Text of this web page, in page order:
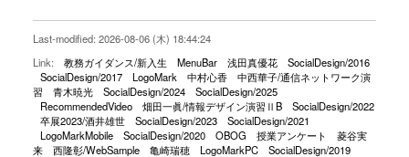
Last-modified: 2026-08-06 (木) 18:44:24
Link:
教務ガイダンス/新入生 MenuBar 浅田真優花
SocialDesign/2016
SocialDesign/2017
LogoMark 中村心香
中西華子/通信ネットワーク演
習
青木暁光 SocialDesign/2024
SocialDesign/2025
RecommendedVideo
畑田一眞/情報デザイン演習ⅡB
SocialDesign/2022
卒展2023/酒井雄世
SocialDesign/2023
SocialDesign/2021
LogoMarkMobile
SocialDesign/2020 OBOG 授業アンケート
菱谷実
来
西隆彰/WebSample 亀崎瑞穂 LogoMarkPC
SocialDesign/2019